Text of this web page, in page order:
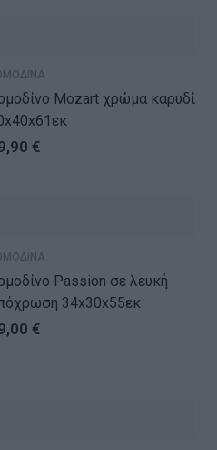
Mozart χρώμα καρυδί
€
Passion σε λευκή
34x30x55εκ
€